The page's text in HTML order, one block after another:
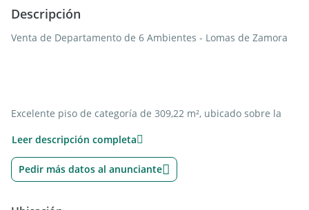
Descripción
Venta de Departamento de 6 Ambientes - Lomas de Zamora
Excelente piso de categoría de 309,22 m², ubicado sobre la
zonas más exclusivas de Lomas de Zamora.
La unidad cuenta con palier privado y entrada de servicio. Al
guardado ,un toilette de recepcion y un amplio espacio
Leer descripción completa
Pedir más datos al anunciante